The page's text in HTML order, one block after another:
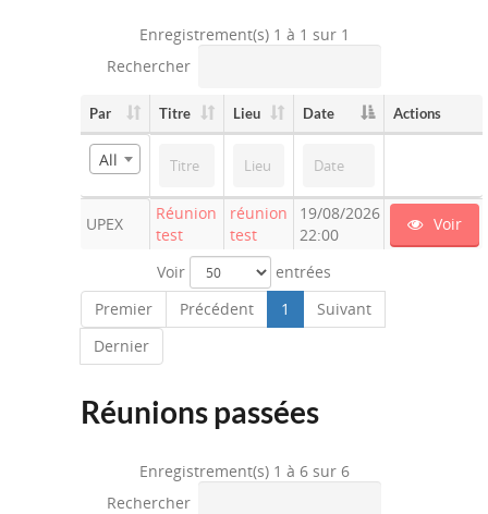
Enregistrement(s) 1 à 1 sur 1
Rechercher
Par Titre Lieu Date Actions
All
UPEX
Réunion
test
réunion
test
19/08/2026
22:00
Voir
Voir
entrées
Premier
Précédent 1
Suivant
Dernier
Réunions passées
Enregistrement(s) 1 à 6 sur 6
Rechercher